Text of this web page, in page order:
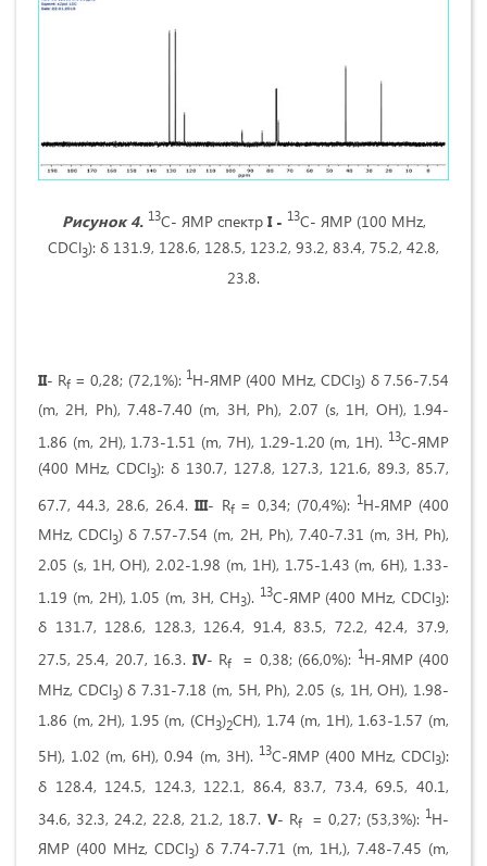
Рисунок 4. 13C- ЯМР спектр I - 13C- ЯМР (100 MHz,
CDCl3): δ 131.9, 128.6, 128.5, 123.2, 93.2, 83.4, 75.2, 42.8,
23.8.
II- Rf = 0,28; (72,1%): 1H-ЯМР (400 MHz, CDCl3) δ 7.56-7.54
(m, 2H, Ph), 7.48-7.40 (m, 3H, Ph), 2.07 (s, 1H, OH), 1.94-
1.86 (m, 2H), 1.73-1.51 (m, 7H), 1.29-1.20 (m, 1H). 13C-ЯМР
(400 MHz, CDCl3): δ 130.7, 127.8, 127.3, 121.6, 89.3, 85.7,
67.7, 44.3, 28.6, 26.4.III- Rf = 0,34; (70,4%): 1H-ЯМР (400
MHz, CDCl3) δ 7.57-7.54 (m, 2H, Ph), 7.40-7.31 (m, 3H, Ph),
2.05 (s, 1H, OH), 2.02-1.98 (m, 1H), 1.75-1.43 (m, 6H), 1.33-
1.19 (m, 2H), 1.05 (m, 3H, CH3). 13C-ЯМР (400 MHz, CDCl3):
δ 131.7, 128.6, 128.3, 126.4, 91.4, 83.5, 72.2, 42.4, 37.9,
27.5, 25.4, 20.7, 16.3. IV- Rf = 0,38; (66,0%): 1H-ЯМР (400
MHz, CDCl3) δ 7.31-7.18 (m, 5H, Ph), 2.05 (s, 1H, OH), 1.98-
1.86 (m, 2H), 1.95 (m, (CH3)2CH), 1.74 (m, 1H), 1.63-1.57 (m,
5H), 1.02 (m, 6H), 0.94 (m, 3H). 13C-ЯМР (400 MHz, CDCl3):
δ 128.4, 124.5, 124.3, 122.1, 86.4, 83.7, 73.4, 69.5, 40.1,
34.6, 32.3, 24.2, 22.8, 21.2, 18.7. V- Rf = 0,27; (53,3%): 1H-
ЯМР (400 MHz, CDCl3) δ 7.74-7.71 (m, 1H,), 7.48-7.45 (m,